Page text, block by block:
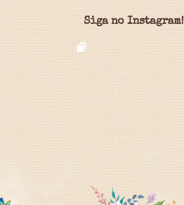
Siga no Instagram!